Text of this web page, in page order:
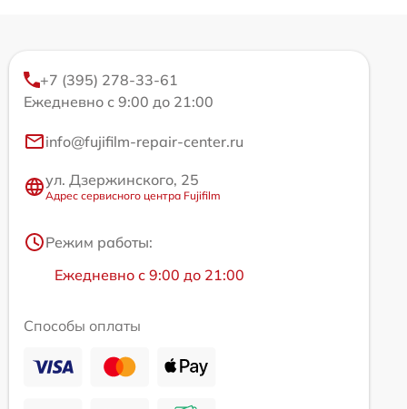
+7 (395) 278-33-61
Ежедневно с 9:00 до 21:00
info@fujifilm-repair-center.ru
ул. Дзержинского, 25
Адрес сервисного центра Fujifilm
Режим работы:
Ежедневно с 9:00 до 21:00
Способы оплаты